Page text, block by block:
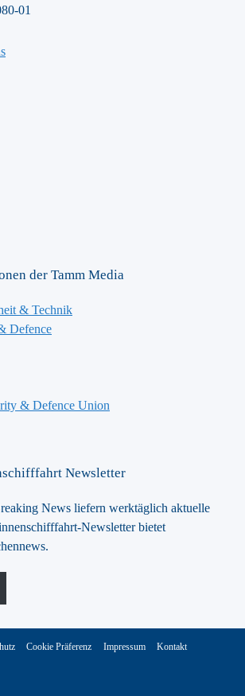
01
der Tamm Media
& Technik
Defence
& Defence Union
Newsletter
News liefern werktäglich aktuelle
Newsletter bietet
Cookie Präferenz Impressum Kontakt